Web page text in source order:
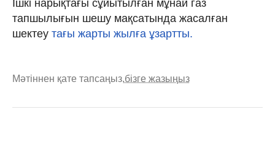
Ішкі нарықтағы сұйытылған мұнай газ
тапшылығын шешу мақсатында жасалған
шектеу тағы жарты жылға ұзартты.
Мәтіннен қате тапсаңыз,бізге жазыңыз